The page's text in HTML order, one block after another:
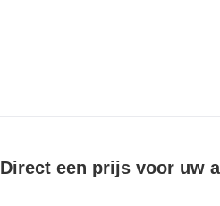
Direct een prijs voor uw